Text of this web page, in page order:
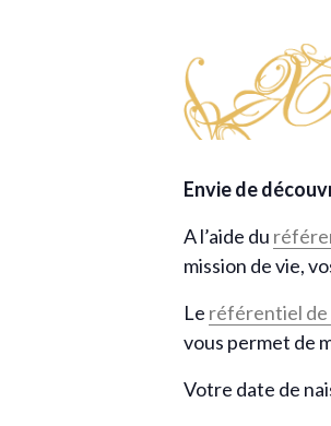
Envie de
A l’aide du
mission de vie,
Le référentiel de
vous permet de
Votre date de